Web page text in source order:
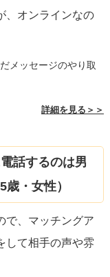
、オンラインなの
だメッセージのやり取
詳細を見る＞＞
話するのは男
・女性）
で、マッチングア
して相手の声や雰